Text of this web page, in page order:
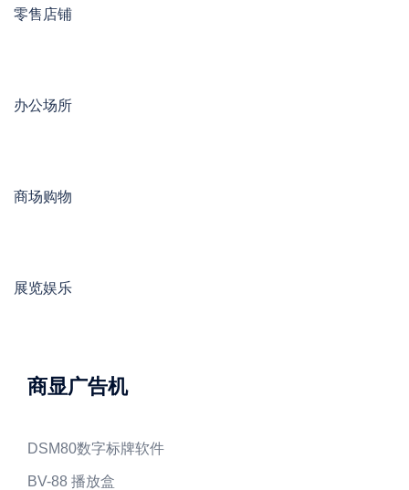
零售店铺
办公场所
商场购物
展览娱乐
商显广告机
DSM80数字标牌软件
BV-88 播放盒